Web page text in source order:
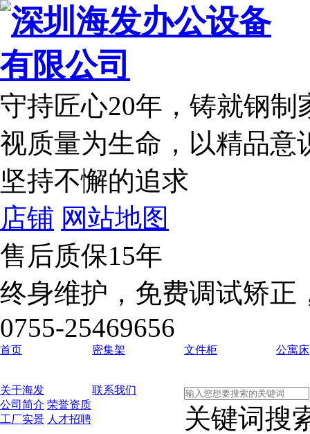
守持匠心20年 ，铸就钢
视质量为生命，以精品意
坚持不懈的追求
店铺 网站地图
售后质保15年
终身维护，免费调试矫正
0755-25469656
首页 密集架 文件柜 公寓床
关于海发
公司简介 荣誉资质
工厂实景 人才招聘
联系我们
关键词搜